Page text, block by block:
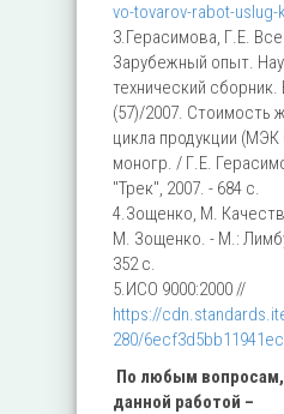
vo-tovarov-rabot-uslug-
3.Герасимова, Г.Е.
Зарубежный опыт.
технический
(57)/2007. Стоимость
цикла продукции (МЭК
моногр. / Г.Е.
"Трек", 2007. - 684 c.
4.Зощенко, М.
М. Зощенко. - М.:
352 c.
5.ИСО 9000:2000 //
https://
280/
По любым
данной работой –